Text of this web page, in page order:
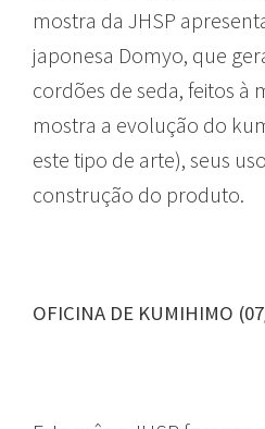
mostra da JHSP
japonesa Domyo, que
cordões de seda, feitos à
mostra a evolução do
este tipo de arte), seus
construção do produto.
OFICINA DE KUMIHIMO